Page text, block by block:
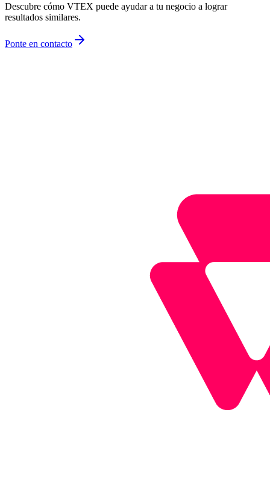
Descubre cómo VTEX puede ayudar a tu negocio a lograr
resultados similares.
Ponte en contacto